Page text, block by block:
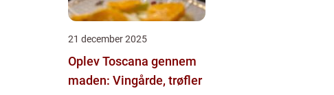
21 december 2025
Oplev Toscana gennem
maden: Vingårde, trøfler